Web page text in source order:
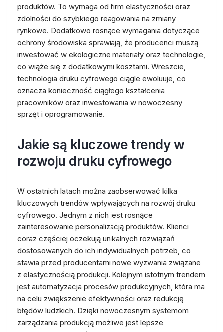
produktów. To wymaga od firm elastyczności oraz
zdolności do szybkiego reagowania na zmiany
rynkowe. Dodatkowo rosnące wymagania dotyczące
ochrony środowiska sprawiają, że producenci muszą
inwestować w ekologiczne materiały oraz technologie,
co wiąże się z dodatkowymi kosztami. Wreszcie,
technologia druku cyfrowego ciągle ewoluuje, co
oznacza konieczność ciągłego kształcenia
pracowników oraz inwestowania w nowoczesny
sprzęt i oprogramowanie.
Jakie są kluczowe trendy w
rozwoju druku cyfrowego
W ostatnich latach można zaobserwować kilka
kluczowych trendów wpływających na rozwój druku
cyfrowego. Jednym z nich jest rosnące
zainteresowanie personalizacją produktów. Klienci
coraz częściej oczekują unikalnych rozwiązań
dostosowanych do ich indywidualnych potrzeb, co
stawia przed producentami nowe wyzwania związane
z elastycznością produkcji. Kolejnym istotnym trendem
jest automatyzacja procesów produkcyjnych, która ma
na celu zwiększenie efektywności oraz redukcję
błędów ludzkich. Dzięki nowoczesnym systemom
zarządzania produkcją możliwe jest lepsze